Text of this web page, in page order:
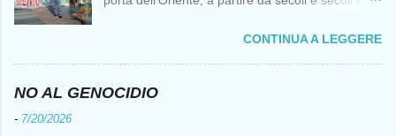
di cantierizzazione veneziane divennero preziose
per tutti i crociati diretti a Gerusalemme. Proprio
le crociate fornirono ai veneziani l’occasione per
CONTINUA A LEGGERE
NO AL GENOCIDIO
- 7/20/2026